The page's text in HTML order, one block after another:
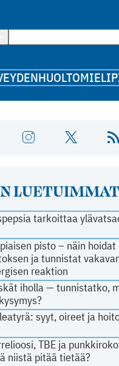
LUETUIMMAT
tarkoittaa
pisto – näin hoidat
ja tunnistat
reaktion
iholla — tunnistatko,
syyt, oireet ja
TBE ja
niistä pitää tietää?